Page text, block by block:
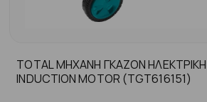
TOTAL ΜΗΧΑΝΗ ΓΚΑΖΟΝ ΗΛΕΚΤΡΙΚΗ
INDUCTION MOTOR (TGT616151)